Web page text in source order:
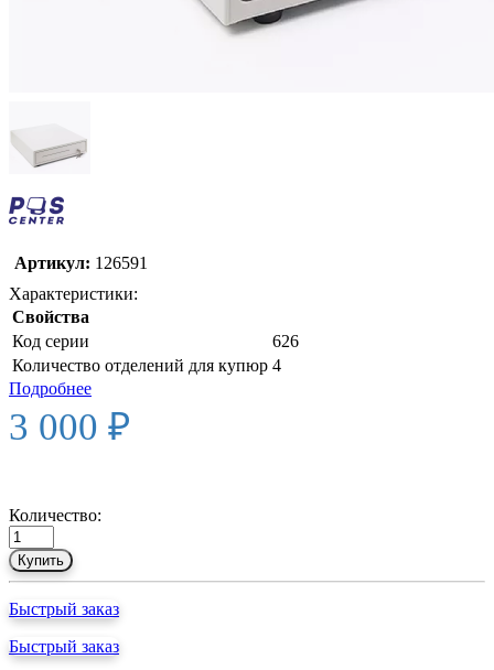
Артикул: 126591
Характеристики:
Свойства
Код серии
626
Количество отделений для купюр 4
Подробнее
3 000 ₽
Количество:
Купить
Быстрый заказ
Быстрый заказ